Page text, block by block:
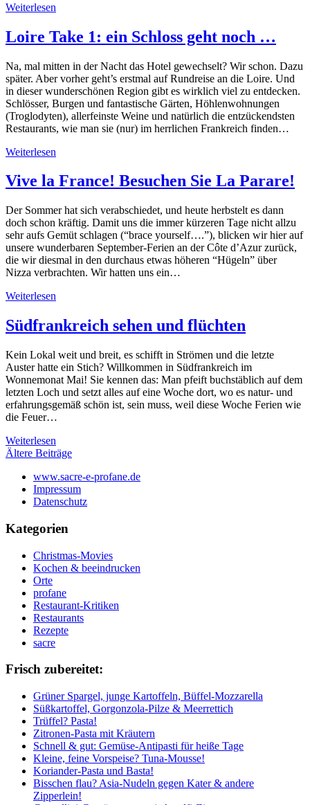
Weiterlesen
Loire Take 1: ein Schloss geht noch …
Na, mal mitten in der Nacht das Hotel gewechselt? Wir schon. Dazu
später. Aber vorher geht’s erstmal auf Rundreise an die Loire. Und
in dieser wunderschönen Region gibt es wirklich viel zu entdecken.
Schlösser, Burgen und fantastische Gärten, Höhlenwohnungen
(Troglodyten), allerfeinste Weine und natürlich die entzückendsten
Restaurants, wie man sie (nur) im herrlichen Frankreich finden…
Weiterlesen
Vive la France! Besuchen Sie La Parare!
Der Sommer hat sich verabschiedet, und heute herbstelt es dann
doch schon kräftig. Damit uns die immer kürzeren Tage nicht allzu
sehr aufs Gemüt schlagen (“brace yourself….”), blicken wir hier auf
unsere wunderbaren September-Ferien an der Côte d’Azur zurück,
die wir diesmal in den durchaus etwas höheren “Hügeln” über
Nizza verbrachten. Wir hatten uns ein…
Weiterlesen
Südfrankreich sehen und flüchten
Kein Lokal weit und breit, es schifft in Strömen und die letzte
Auster hatte ein Stich? Willkommen in Südfrankreich im
Wonnemonat Mai! Sie kennen das: Man pfeift buchstäblich auf dem
letzten Loch und setzt alles auf eine Woche dort, wo es natur- und
erfahrungsgemäß schön ist, sein muss, weil diese Woche Ferien wie
die Feuer…
Weiterlesen
Beitragsnavigation
Ältere Beiträge
www.sacre-e-profane.de
Impressum
Datenschutz
Kategorien
Christmas-Movies
Kochen & beeindrucken
Orte
profane
Restaurant-Kritiken
Restaurants
Rezepte
sacre
Frisch zubereitet:
Grüner Spargel, junge Kartoffeln, Büffel-Mozzarella
Süßkartoffel, Gorgonzola-Pilze & Meerrettich
Trüffel? Pasta!
Zitronen-Pasta mit Kräutern
Schnell & gut: Gemüse-Antipasti für heiße Tage
Kleine, feine Vorspeise? Tuna-Mousse!
Koriander-Pasta und Basta!
Bisschen flau? Asia-Nudeln gegen Kater & andere
Zipperlein!